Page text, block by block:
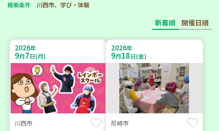
検索条件 川西市、学び・体験
新着順 開催日順
2026年
9月7日(月)
川西市
2026年
9月18日(金)
尼崎市